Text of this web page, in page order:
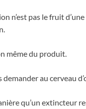
n’est pas le fruit
même du produit.
au cerveau
qu’un extincteur